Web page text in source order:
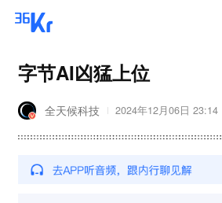
字节AI凶猛上位
全天候科技 2024年12月06日 23:14